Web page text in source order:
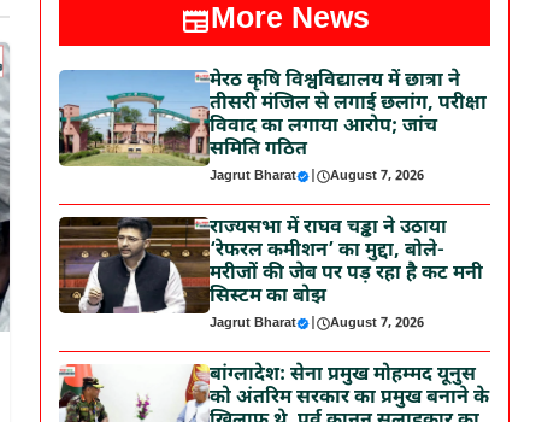
More News
मेरठ कृषि विश्वविद्यालय में छात्रा ने
तीसरी मंजिल से लगाई छलांग, परीक्षा
विवाद का लगाया आरोप; जांच
समिति गठित
Jagrut Bharat | August 7, 2026
राज्यसभा में राघव चड्ढा ने उठाया
‘रेफरल कमीशन’ का मुद्दा, बोले-
मरीजों की जेब पर पड़ रहा है कट मनी
सिस्टम का बोझ
Jagrut Bharat | August 7, 2026
बांग्लादेश: सेना प्रमुख मोहम्मद यूनुस
को अंतरिम सरकार का प्रमुख बनाने के